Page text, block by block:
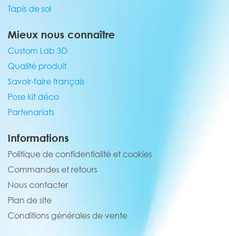
Tapis de sol
Mieux nous connaître
Custom Lab 3D
Qualité produit
Savoir-faire français
Pose kit déco
Partenariats
Informations
Politique de confidentialité et cookies
Commandes et retours
Nous contacter
Plan de site
Conditions générales de vente